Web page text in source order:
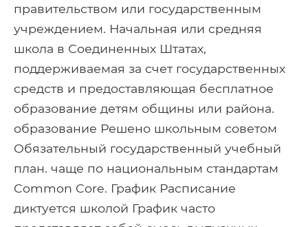
правительством или государственным
учреждением. Начальная или средняя
школа в Соединенных Штатах,
поддерживаемая за счет государственных
средств и предоставляющая бесплатное
образование детям общины или района.
образование Решено школьным советом
Обязательный государственный учебный
план. чаще по национальным стандартам
Common Core. График Расписание
диктуется школой График часто